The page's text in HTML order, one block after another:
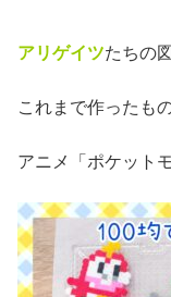
アリゲイツたちの
これまで作ったも
アニメ「ポケット